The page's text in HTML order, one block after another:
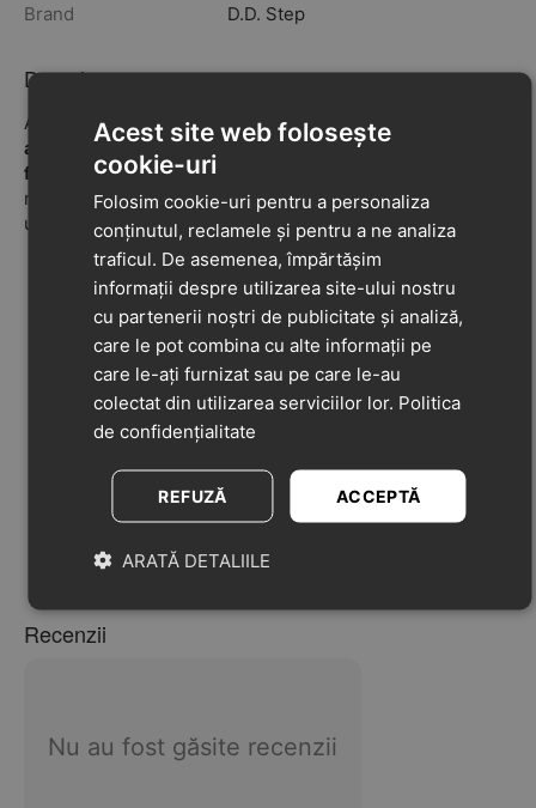
Brand
D.D. Step
Descriere
Acești pantofi sport suntalegerea ideală pentru joacă și
aventurile zilnice, oferindsiguranță, susținere și
flexibilitatepentru piciorușele în creștere. Construiți din
materiale de calitate și cu tehnologii inovatoare, asigură
un confort optim pe tot parcursul zilei.
Talpă flexibilă din cauciuc antiderapant
stabilitate și aderență optimă pe orice suprafață
Protecție cauciucată în vârf– protejează degetele
împotriva loviturilor.
Sistem Soft Sock– atenuează vibrațiile în timpul
mersului și sporește confortul.
Branț cu suport pentru bolta plantară
Întăritură la călcâi– pentru o poziție corectă și
stabilitate îmbunătățită.
sigură și ușor de ajustat.
Recenzii
Nu au fost găsite recenzii
Acest site web folosește
cookie-uri
Folosim cookie-uri pentru a personaliza
conținutul, reclamele și pentru a ne analiza
traficul. De asemenea, împărtășim
informații despre utilizarea site-ului nostru
cu partenerii noștri de publicitate și analiză,
care le pot combina cu alte informații pe
care le-ați furnizat sau pe care le-au
colectat din utilizarea serviciilor lor. Politica
de confidențialitate
ACCEPTĂ
REFUZĂ
ARATĂ DETALIILE